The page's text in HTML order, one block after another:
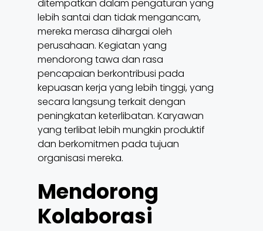
ditempatkan dalam pengaturan yang
lebih santai dan tidak mengancam,
mereka merasa dihargai oleh
perusahaan. Kegiatan yang
mendorong tawa dan rasa
pencapaian berkontribusi pada
kepuasan kerja yang lebih tinggi, yang
secara langsung terkait dengan
peningkatan keterlibatan. Karyawan
yang terlibat lebih mungkin produktif
dan berkomitmen pada tujuan
organisasi mereka.
Mendorong
Kolaborasi